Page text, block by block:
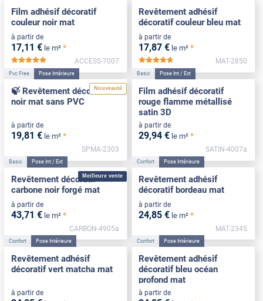
Film adhésif décoratif
couleur noir mat
à partir de
17,11 € le m² *
ACCESS-7007
Revêtement adhésif
décoratif couleur bleu mat
à partir de
17,87 € le m² *
*****
MAT-2850
Nouveauté
Pvc Free Pose Intérieure
🍃 Revêtement décoratif
noir mat sans PVC
à partir de
19,81 € le m² *
SPMA-2303
Basic Pose Int / Ext
Film adhésif décoratif
rouge flamme métallisé
satin 3D
à partir de
29,94 € le m² *
SATIN-4007a
Meilleure vente
Basic Pose Int / Ext
Revêtement décoratif
carbone noir forgé mat
à partir de
43,71 € le m² *
CARBON-4905a
Confort Pose Intérieure
Revêtement adhésif
décoratif bordeau mat
à partir de
24,85 € le m² *
MAT-2345
Confort Pose Intérieure
Revêtement adhésif
décoratif vert matcha mat
à partir de
Confort Pose Intérieure
Revêtement adhésif
décoratif bleu océan
profond mat
à partir de